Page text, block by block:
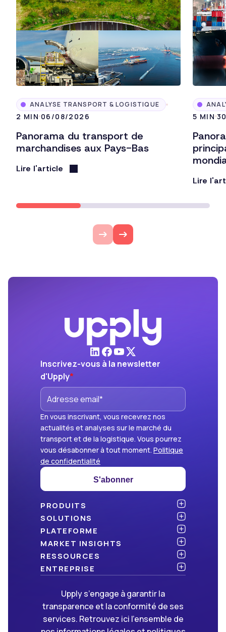
ANALYSE TRANSPORT & LOGISTIQUE
2 MIN 06/08/2026
Panorama du transport de
marchandises aux Pays-Bas
Lire l'article
5 MIN
Lire
Inscrivez-vous à la newsletter
d'Upply*
En vous inscrivant, vous recevrez nos
actualités et analyses sur le marché du
transport et de la logistique. Vous pourrez
vous désabonner à tout moment. Politique
de confidentialité
S'abonner
PRODUITS
Atlas
NOUVEAU
Benchmark
Dashboard
Data Hub
NOUVEAU
Freight Management
Market Insights
SOLUTIONS
Chargeurs
Cabinets de conseil
Transporteurs et commissionnaires
PLATEFORME
API & intégration
Sécurité
Open data
MARKET INSIGHTS
Articles
Livres blancs
RESSOURCES
Blog
Événements & webinaires
Méthodologies
FAQ
ENTREPRISE
Nous rejoindre
ON RECRUTE !
Partenaires
Presse
Upply s’engage à garantir la
transparence et la conformité de ses
services. Retrouvez ici l’ensemble de